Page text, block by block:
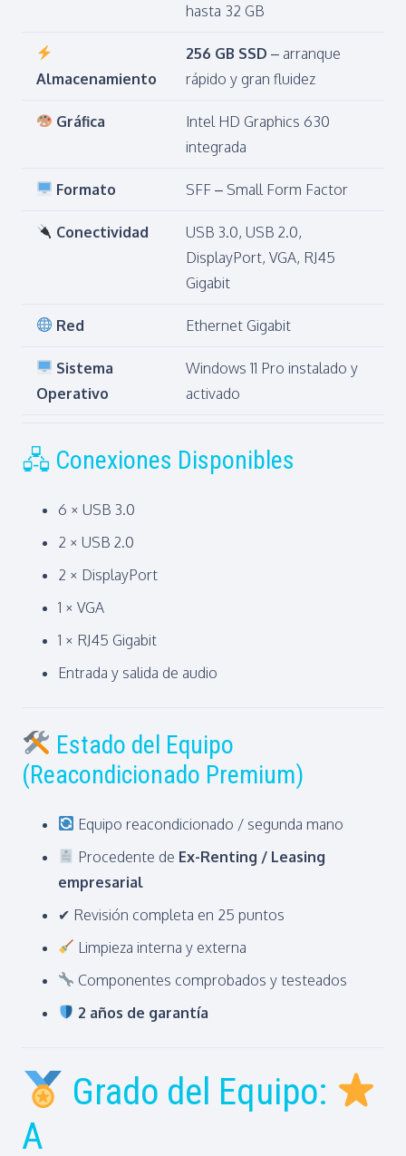
hasta 32 GB
Almacenamiento
256 GB SSD – arranque
rápido y gran fluidez
Gráfica
Intel HD Graphics 630
integrada
Formato SFF – Small Form Factor
Conectividad
USB 3.0, USB 2.0,
DisplayPort, VGA, RJ45
Gigabit
Red Ethernet Gigabit
Sistema
Operativo
Windows 11 Pro instalado y
activado
🖧 Conexiones Disponibles
6 × USB 3.0
2 × USB 2.0
2 × DisplayPort
1 × VGA
1 × RJ45 Gigabit
Entrada y salida de audio
Estado del Equipo
(Reacondicionado Premium)
Equipo reacondicionado / segunda mano
Procedente de Ex-Renting / Leasing
empresarial
✔ Revisión completa en 25 puntos
Limpieza interna y externa
Componentes comprobados y testeados
2 años de garantía
Grado del Equipo:
A